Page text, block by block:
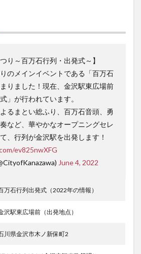
り～百万石行列・出発式～】
のメインイベントである「百万石
りました！現在、金沢駅東広場前
」が行われています。
るまとい総ふり、百万石音頭、勇
など、華やかなオープニングセレ
、行列が金沢駅を出発します！
ev825nwXFG
June 4, 2022
万石行列出発式（2022年の情報）
沢駅東広場前（出発地点）
川県金沢市木ノ新保町2